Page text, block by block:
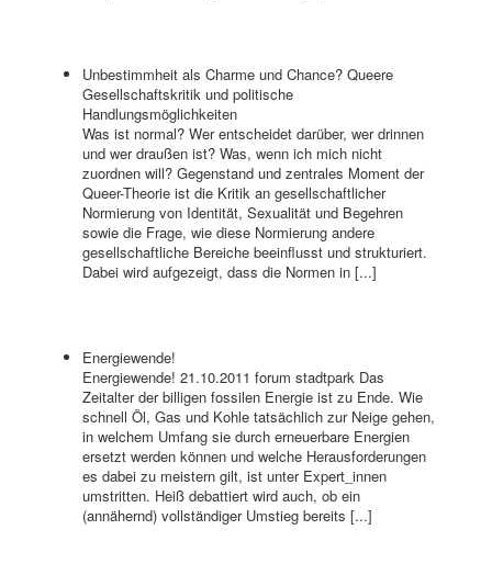
Unbestimmheit als Charme und Chance? Queere
Gesellschaftskritik und politische
Handlungsmöglichkeiten
Was ist normal? Wer entscheidet darüber, wer drinnen
und wer draußen ist? Was, wenn ich mich nicht
zuordnen will? Gegenstand und zentrales Moment der
Queer-Theorie ist die Kritik an gesellschaftlicher
Normierung von Identität, Sexualität und Begehren
sowie die Frage, wie diese Normierung andere
gesellschaftliche Bereiche beeinflusst und strukturiert.
Dabei wird aufgezeigt, dass die Normen in [...]
Energiewende!
Energiewende! 21.10.2011 forum stadtpark Das
Zeitalter der billigen fossilen Energie ist zu Ende. Wie
schnell Öl, Gas und Kohle tatsächlich zur Neige gehen,
in welchem Umfang sie durch erneuerbare Energien
ersetzt werden können und welche Herausforderungen
es dabei zu meistern gilt, ist unter Expert_innen
umstritten. Heiß debattiert wird auch, ob ein
(annähernd) vollständiger Umstieg bereits [...]